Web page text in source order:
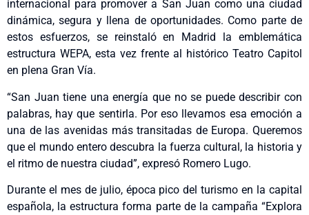
internacional para promover a San Juan como una ciudad
dinámica, segura y llena de oportunidades. Como parte de
estos esfuerzos, se reinstaló en Madrid la emblemática
estructura WEPA, esta vez frente al histórico Teatro Capitol
en plena Gran Vía.
“San Juan tiene una energía que no se puede describir con
palabras, hay que sentirla. Por eso llevamos esa emoción a
una de las avenidas más transitadas de Europa. Queremos
que el mundo entero descubra la fuerza cultural, la historia y
el ritmo de nuestra ciudad”, expresó Romero Lugo.
Durante el mes de julio, época pico del turismo en la capital
española, la estructura forma parte de la campaña “Explora